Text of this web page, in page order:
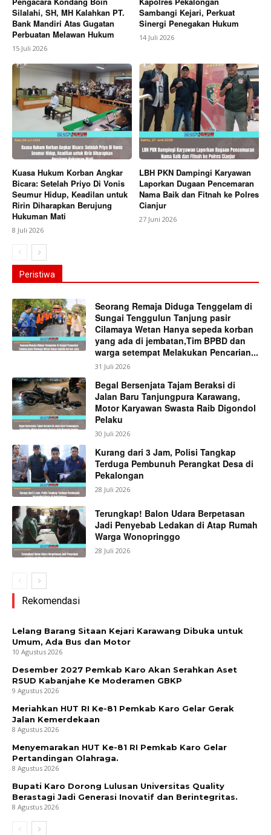
News Week
Silalahi, SH, MH Kalahkan PT.
Bank Mandiri Atas Gugatan
Perbuatan Melawan Hukum
15 Juli 2026
Sambangi Kejari, Perkuat
Sinergi Penegakan Hukum
14 Juli 2026
Kuasa Hukum Korban Angkar
Bicara: Setelah Priyo Di Vonis
Seumur Hidup, Keadilan untuk
Ririn Diharapkan Berujung
Hukuman Mati
8 Juli 2026
LBH PKN Dampingi Karyawan
Laporkan Dugaan Pencemaran
Nama Baik dan Fitnah ke Polres
Cianjur
27 Juni 2026
Peristiwa
Seorang Remaja Diduga Tenggelam di
Sungai Tenggulun Tanjung pasir
Cilamaya Wetan Hanya sepeda korban
yang ada di jembatan,Tim BPBD dan
warga setempat Melakukan Pencarian...
31 Juli 2026
Begal Bersenjata Tajam Beraksi di
Jalan Baru Tanjungpura Karawang,
Motor Karyawan Swasta Raib Digondol
Pelaku
30 Juli 2026
Kurang dari 3 Jam, Polisi Tangkap
Terduga Pembunuh Perangkat Desa di
Pekalongan
28 Juli 2026
Terungkap! Balon Udara Berpetasan
Jadi Penyebab Ledakan di Atap Rumah
Warga Wonopringgo
28 Juli 2026
Rekomendasi
Lelang Barang Sitaan Kejari Karawang Dibuka untuk
Umum, Ada Bus dan Motor
10 Agustus 2026
Desember 2027 Pemkab Karo Akan Serahkan Aset
RSUD Kabanjahe Ke Moderamen GBKP
9 Agustus 2026
Meriahkan HUT RI Ke-81 Pemkab Karo Gelar Gerak
Jalan Kemerdekaan
8 Agustus 2026
Menyemarakan HUT Ke-81 RI Pemkab Karo Gelar
Pertandingan Olahraga.
8 Agustus 2026
Bupati Karo Dorong Lulusan Universitas Quality
Berastagi Jadi Generasi Inovatif dan Berintegritas.
8 Agustus 2026